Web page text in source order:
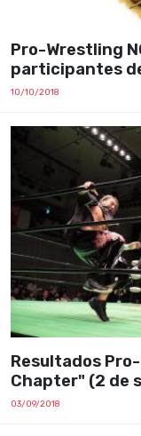
Pro-Wrestling
participantes
10/10/2018
Resultados
Chapter" (2 de
03/09/2018